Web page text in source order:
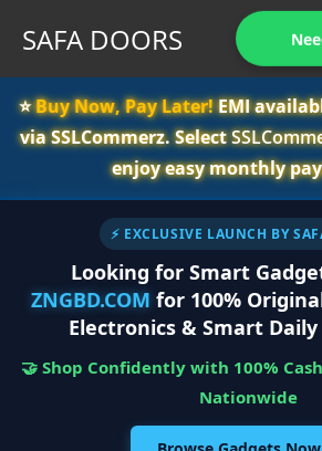
SAFA DOORS
⭐️Buy Now, Pay Later!EMI
via SSLCommerz. Select
enjoy easy monthly
⚡ EXCLUSIVE LAUNCH BY
Looking for Smart
ZNGBD.COM for 100%
Electronics & Smart Daily
🤝 Shop Confidently with 100%
Nationwide